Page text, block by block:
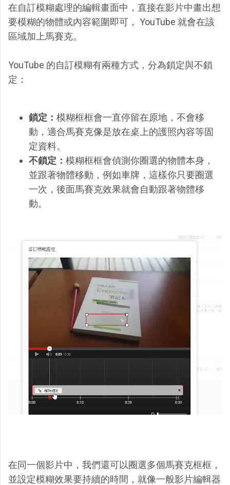
在自訂模糊處理的編輯畫面中，直接在影片中畫出想
要模糊的物體或內容範圍即可， YouTube 就會在該
區域加上馬賽克。
YouTube 的自訂模糊有兩種方式，分為鎖定與不鎖
定：
鎖定： 模糊框框會一直停留在原地，不會移
動，適合馬賽克像是放在桌上的護照內容等固
定資料。
不鎖定： 模糊框框會偵測你圈選的物體本身，
並跟著物體移動，例如車牌，這樣你只要圈選
一次，後面馬賽克效果就會自動跟著物體移
動。
在同一個影片中，我們還可以圈選多個馬賽克框框，
並設定模糊效果要持續的時間，就像一般影片編輯器